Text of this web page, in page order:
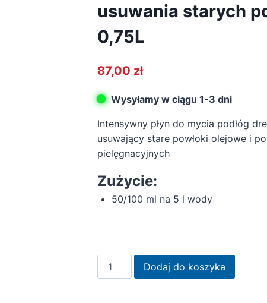
usuwania starych
0,75L
87,00 zł
Wysyłamy w ciągu 1-3 dni
Intensywny płyn do mycia podłóg
usuwający stare powłoki olejowe i
pielęgnacyjnych
Zużycie:
50/100 ml na 5 l wody
ilość
Pallmann
Dodaj do koszyka